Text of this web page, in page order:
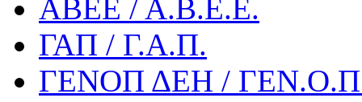
ΑΒΕΕ / Α.Β.Ε.Ε.
ΓΑΠ / Γ.Α.Π.
ΓΕΝΟΠ ΔΕΗ /